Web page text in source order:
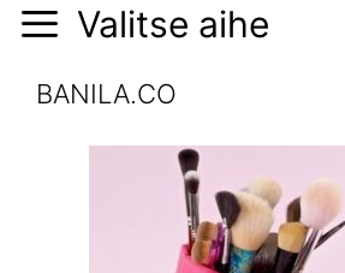
Valitse aihe
BANILA.CO